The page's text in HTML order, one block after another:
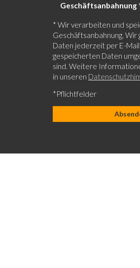
Geschäftsanbahnung
* Wir verarbeiten und
Geschäftsanbahnung.
Daten jederzeit per E-Mail
gespeicherten Daten
sind. Weitere
in unseren
*Pflichtfelder